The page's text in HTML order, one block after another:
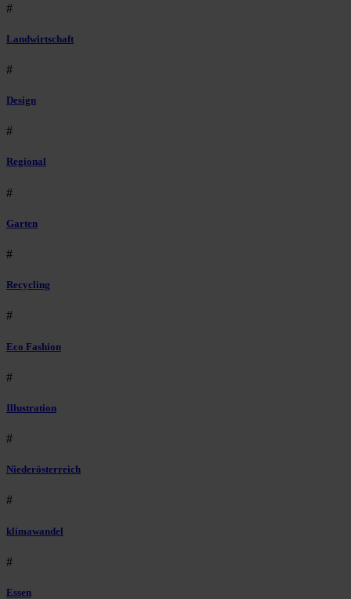
#
Landwirtschaft
#
Design
#
Regional
#
Garten
#
Recycling
#
Eco Fashion
#
Illustration
#
Niederösterreich
#
klimawandel
#
Essen